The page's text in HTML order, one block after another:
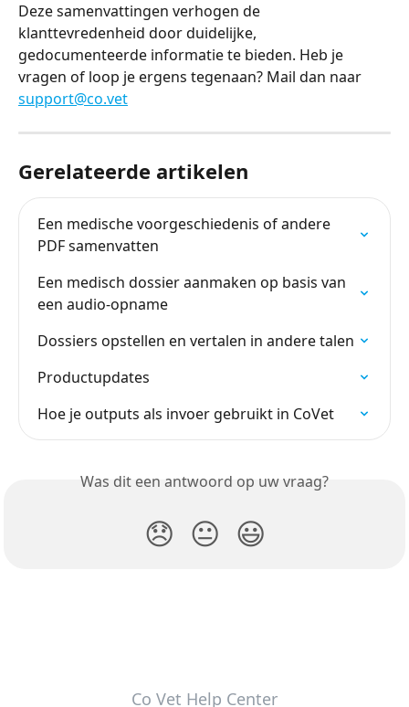
Deze samenvattingen verhogen de
klanttevredenheid door duidelijke,
gedocumenteerde informatie te bieden. Heb je
vragen of loop je ergens tegenaan? Mail dan naar
support@co.vet
Gerelateerde artikelen
Een medische voorgeschiedenis of andere
PDF samenvatten
Een medisch dossier aanmaken op basis van
een audio-opname
Dossiers opstellen en vertalen in andere talen
Productupdates
Hoe je outputs als invoer gebruikt in CoVet
Was dit een antwoord op uw vraag?
😞 😐 😃
Co Vet Help Center